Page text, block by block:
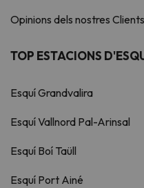
Opinions dels nostres Clients
TOP ESTACIONS
Esquí Grandvalira
Esquí Vallnord Pal-Arinsal
Esquí Boí Taüll
Esquí Port Ainé